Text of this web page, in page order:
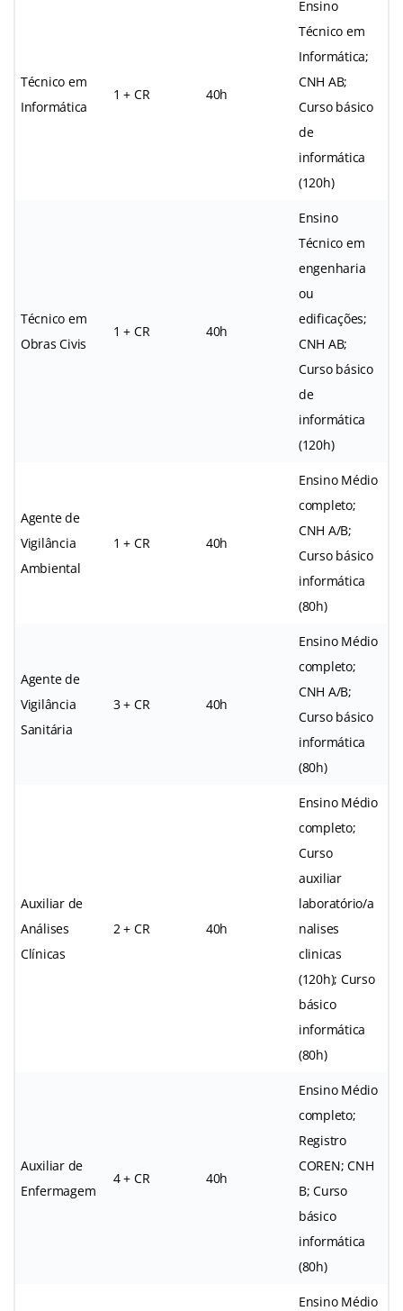
Técnico em
Informática
1 + CR 40h
Ensino
Técnico em
Informática;
CNH AB;
Curso básico
de
informática
(120h)
Técnico em
Obras Civis
1 + CR 40h
Ensino
Técnico em
engenharia
ou
edificações;
CNH AB;
Curso básico
de
informática
(120h)
Agente de
Vigilância
Ambiental
1 + CR 40h
Ensino Médio
completo;
CNH A/B;
Curso básico
informática
(80h)
Agente de
Vigilância
Sanitária
3 + CR 40h
Ensino Médio
completo;
CNH A/B;
Curso básico
informática
(80h)
Auxiliar de
Análises
Clínicas
2 + CR 40h
Ensino Médio
completo;
Curso
auxiliar
laboratório/a
nalises
clinicas
(120h); Curso
básico
informática
(80h)
Auxiliar de
Enfermagem
4 + CR 40h
Ensino Médio
completo;
Registro
COREN; CNH
B; Curso
básico
informática
(80h)
Ensino Médio